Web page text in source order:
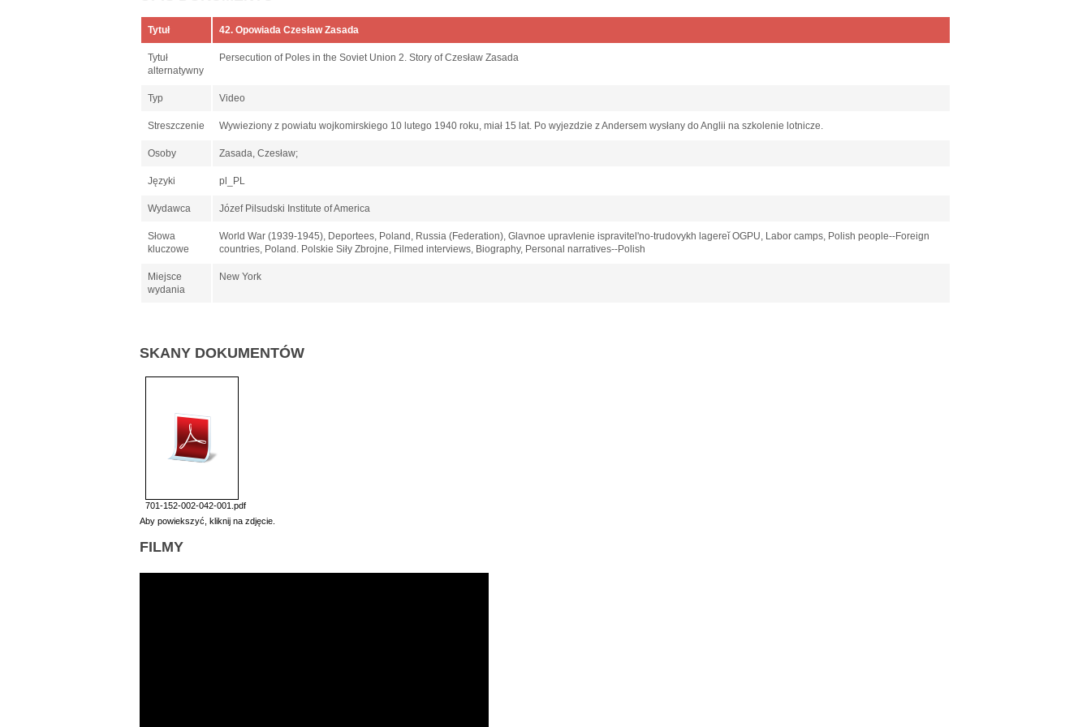
Tytuł 42. Opowiada Czesław Zasada
Tytuł
alternatywny
Persecution of Poles in the Soviet Union 2. Story of Czesław Zasada
Typ Video
Streszczenie Wywieziony z powiatu wojkomirskiego 10 lutego 1940 roku, miał 15 lat. Po wyjezdzie z Andersem wysłany do Anglii na szkolenie lotnicze.
Osoby Zasada, Czesław;
Języki pl_PL
Wydawca Józef Pilsudski Institute of America
Słowa
kluczowe
World War (1939-1945), Deportees, Poland, Russia (Federation), Glavnoe upravlenie ispravitelʹno-trudovykh lagereĭ OGPU, Labor camps, Polish people--Foreign
countries, Poland. Polskie Siły Zbrojne, Filmed interviews, Biography, Personal narratives--Polish
Miejsce
wydania
New York
SKANY DOKUMENTÓW
701-152-002-042-001.pdf
Aby powiekszyć, kliknij na zdjęcie.
FILMY